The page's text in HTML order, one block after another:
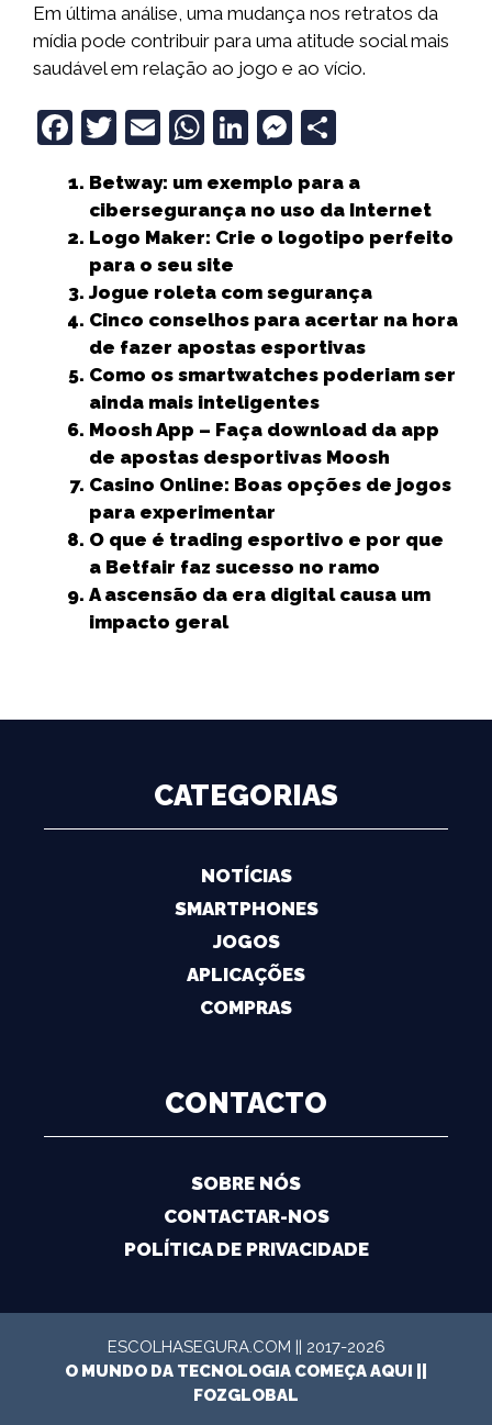
Em última análise, uma mudança nos retratos da
mídia pode contribuir para uma atitude social mais
saudável em relação ao jogo e ao vício.
F
c
e
b
o
o
k
T
it
t
e
r
E
ai
l
W
a
ts
A
p
p
Li
k
e
n
M
ss
e
g
e
r
a
r
Betway: um exemplo para a
cibersegurança no uso da Internet
Logo Maker: Crie o logotipo perfeito
para o seu site
Jogue roleta com segurança
Cinco conselhos para acertar na hora
de fazer apostas esportivas
Como os smartwatches poderiam ser
ainda mais inteligentes
Moosh App – Faça download da app
de apostas desportivas Moosh
Casino Online: Boas opções de jogos
para experimentar
O que é trading esportivo e por que
a Betfair faz sucesso no ramo
A ascensão da era digital causa um
impacto geral
CATEGORIAS
NOTÍCIAS
SMARTPHONES
JOGOS
APLICAÇÕES
COMPRAS
CONTACTO
SOBRE NÓS
CONTACTAR-NOS
POLÍTICA DE PRIVACIDADE
ESCOLHASEGURA.COM || 2017-2026
O MUNDO DA TECNOLOGIA COMEÇA AQUI ||
FOZGLOBAL